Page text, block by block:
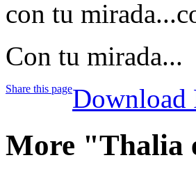
con tu
Con tu mirada...
Share this pageDownload
More "Thalia